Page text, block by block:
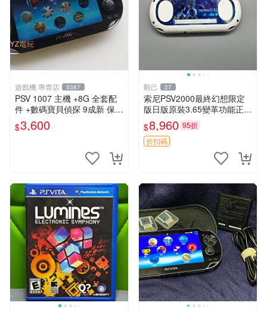
遊戲機 專賣店 5387
PSV 1007 主機 +8G 全套配
件 +數碼寶貝偵探 9成新 保修
一年 品質有保障
$3,600
觀己 27
索尼PSV2000最終幻想限定
版日版原裝3.65變革功能正常
背面小劃痕磨損 實物圖可查
限量珍藏 畫集 游戲機
$8,960 95折
折扣碼